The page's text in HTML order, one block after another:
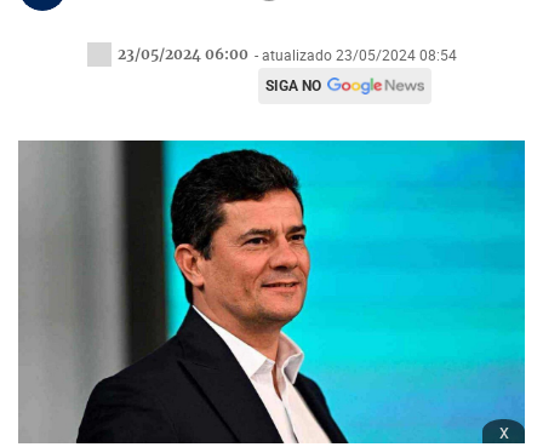
23/05/2024 06:00 - atualizado 23/05/2024 08:54
SIGA NO
x